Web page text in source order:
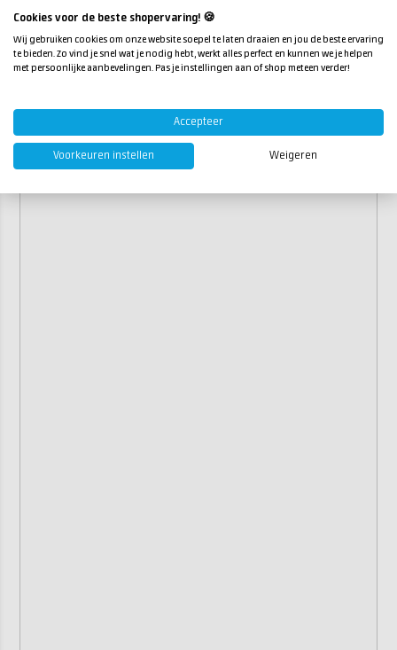
Cookies voor de beste shopervaring! 🍪
Wij gebruiken cookies om onze website soepel te laten draaien en jou de beste ervaring
te bieden. Zo vind je snel wat je nodig hebt, werkt alles perfect en kunnen we je helpen
met persoonlijke aanbevelingen. Pas je instellingen aan of shop meteen verder!
Accepteer
Voorkeuren instellen Weigeren